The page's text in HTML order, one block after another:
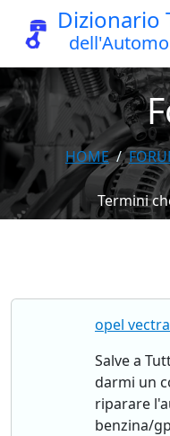
Dizionario
HOME
Termini
opel
Salve a
darmi un
riparare
benzina/